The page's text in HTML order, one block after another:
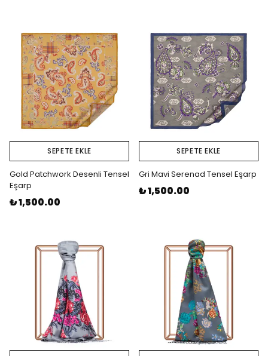
SEPETE EKLE
Gold Patchwork Desenli Tensel
Eşarp
₺ 1,500.00
SEPETE EKLE
Gri Mavi Serenad Tensel Eşarp
₺ 1,500.00